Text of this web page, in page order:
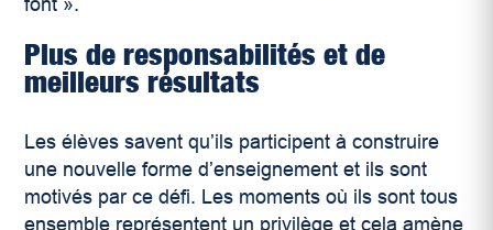
font ».
Plus de responsabilités et de
meilleurs résultats
Les élèves savent qu’ils participent à construire
une nouvelle forme d’enseignement et ils sont
motivés par ce défi. Les moments où ils sont tous
ensemble représentent un privilège et cela amène